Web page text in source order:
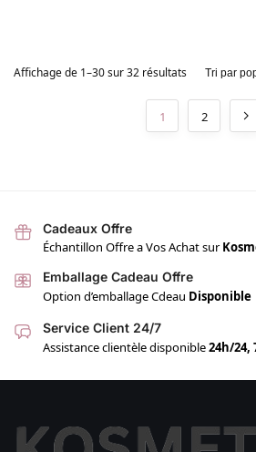
Affichage de 1–30 sur 32 résultats
1 2
Cadeaux Offre
Échantillon Offre a Vos Achat sur
Emballage Cadeau Offre
Option d’emballage Cdeau Disponible
Service Client 24/7
Assistance clientèle disponible24h/24,